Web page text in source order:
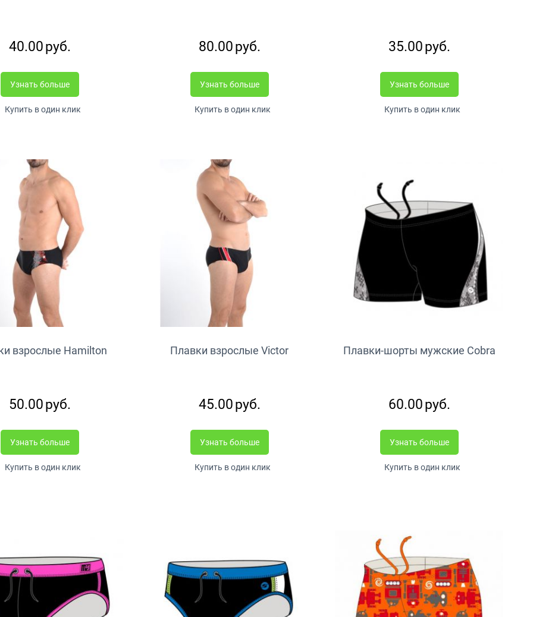
40.00руб.
Узнать больше
Купить в один клик
80.00руб.
Узнать больше
Купить в один клик
35.00руб.
Узнать больше
Купить в один клик
взрослые Hamilton
50.00руб.
Узнать больше
Купить в один клик
Плавки взрослые Victor
45.00руб.
Узнать больше
Купить в один клик
Плавки-шорты мужские Cobra
60.00руб.
Узнать больше
Купить в один клик